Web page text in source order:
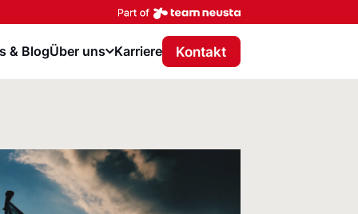
Part of team
& BlogÜber uns Karriere Kontakt